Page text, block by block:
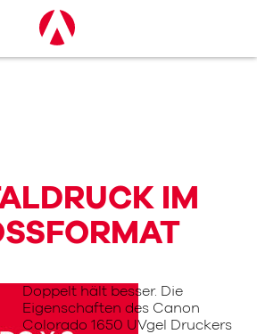
IM
Doppelt hält besser. Die
Eigenschaften des Canon
Colorado 1650 UVgel Druckers